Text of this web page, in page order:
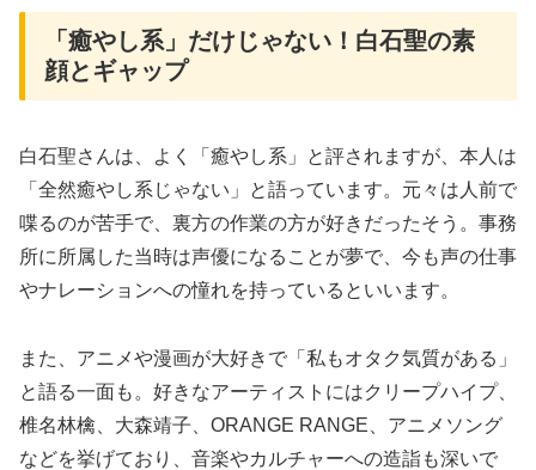
「癒やし系」だけじゃない！白石聖の素
顔とギャップ
白石聖さんは、よく「癒やし系」と評されますが、本人は
「全然癒やし系じゃない」と語っています。元々は人前で
喋るのが苦手で、裏方の作業の方が好きだったそう。事務
所に所属した当時は声優になることが夢で、今も声の仕事
やナレーションへの憧れを持っているといいます。
また、アニメや漫画が大好きで「私もオタク気質がある」
と語る一面も。好きなアーティストにはクリープハイプ、
椎名林檎、大森靖子、ORANGE RANGE、アニメソング
などを挙げており、音楽やカルチャーへの造詣も深いで